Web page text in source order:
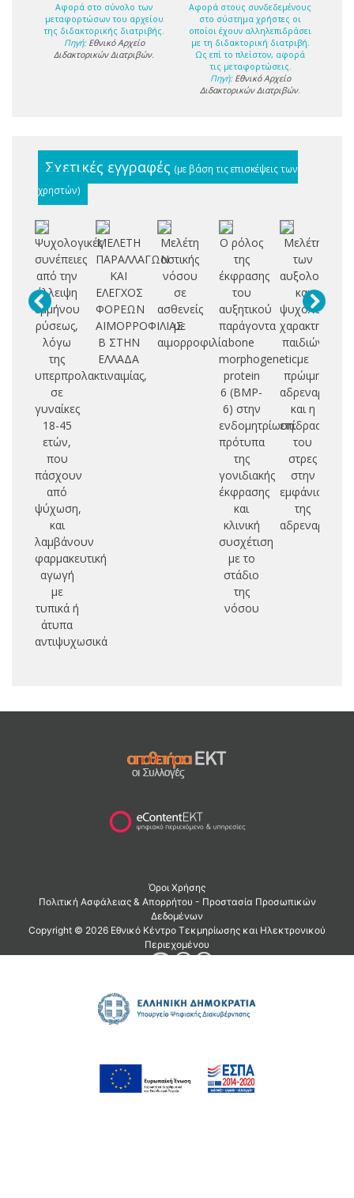
Αφορά στο σύνολο των
μεταφορτώσων του αρχείου
της διδακτορικής διατριβής.
Πηγή: Εθνικό Αρχείο
Διδακτορικών Διατριβών.
Αφορά στους συνδεδεμένους
στο σύστημα χρήστες οι
οποίοι έχουν αλληλεπιδράσει
με τη διδακτορική διατριβή.
Ως επί το πλείστον, αφορά
τις μεταφορτώσεις.
Πηγή: Εθνικό Αρχείο
Διδακτορικών Διατριβών.
Σχετικές εγγραφές (με βάση τις επισκέψεις των
χρηστών)
Ψυχολογικές
συνέπειες
από την
έλλειψη
εμμήνου
ρύσεως,
λόγω
της
υπερπρολακτιναιμίας,
σε
γυναίκες
18-45
ετών,
που
πάσχουν
από
ψύχωση,
και
λαμβάνουν
φαρμακευτική
αγωγή
με
τυπικά ή
άτυπα
αντιψυχωσικά
ΜΕΛΕΤΗ
ΠΑΡΑΛΛΑΓΩΝ
ΚΑΙ
ΕΛΕΓΧΟΣ
ΦΟΡΕΩΝ
ΑΙΜΟΡΡΟΦΙΛΙΑΣ
Β ΣΤΗΝ
ΕΛΛΑΔΑ
Μελέτη
οστικής
νόσου
σε
ασθενείς
με
αιμορροφιλία
Ο ρόλος
της
έκφρασης
του
αυξητικού
παράγοντα
bone
morphogenetic
protein
6 (BMP-
6) στην
ενδομητρίωση:
πρότυπα
της
γονιδιακής
έκφρασης
και
κλινική
συσχέτιση
με το
στάδιο
της
νόσου
Mελέτη
των
αυξολογικών
και
ψυχολογικών
παιδιών
με
πρώιμη
αδρεναρχή
και η
επίδραση
του
στρες
στην
εμφάνιση
της
αδρεναρχής